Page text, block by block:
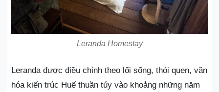
Leranda Homestay
Leranda được điều chỉnh theo lối sống, thói quen, văn
hóa kiến ​​trúc Huế thuần túy vào khoảng những năm